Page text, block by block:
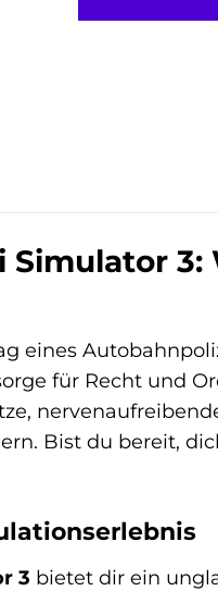
Simulator
eines
für Recht und
Bist du bereit,
3 bietet dir ein